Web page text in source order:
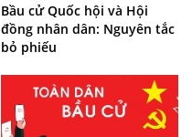
Bầu cử Quốc hội và Hội
đồng nhân dân: Nguyên tắc
bỏ phiếu